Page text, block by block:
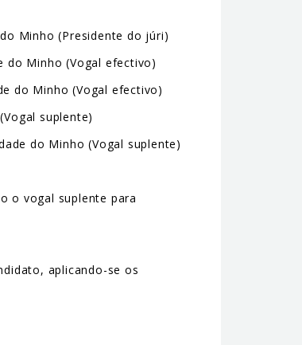
Minho (Presidente do júri)
do Minho (Vogal efectivo)
do Minho (Vogal efectivo)
suplente)
do Minho (Vogal suplente)
o vogal suplente para
aplicando-se os